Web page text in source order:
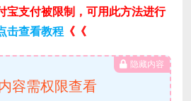
宝支付被限制，可用此方法进行
击查看教程 《《
隐藏内容
容需权限查看